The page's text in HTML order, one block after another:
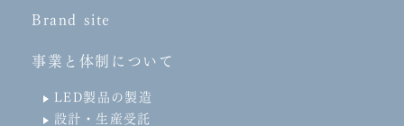
Brand site
事業と体制について
LED製品の製造
設計・生産受託